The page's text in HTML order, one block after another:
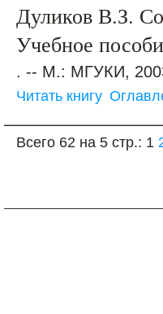
Дуликов В.З.
Учебное
. -- М.: МГУКИ,
Читать книгу
Всего 62 на 5 стр.: 1